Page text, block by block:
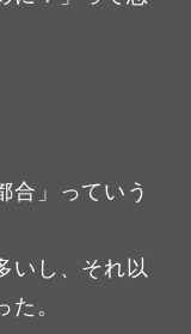
合」っていう
いし、それ以
。